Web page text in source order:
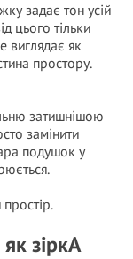
задає тон усій
цього тільки
виглядає як
простору.
затишнішою
замінити
подушок у
зіркА